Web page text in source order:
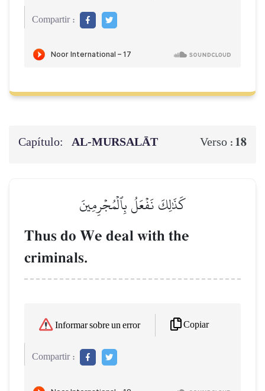
Compartir :
Capítulo: AL‑MURSALĀT Verso : 18
كَذَٰلِكَ نَفۡعَلُ بِٱلۡمُجۡرِمِينَ
Thus do We deal with the
criminals.
Informar sobre un error Copiar
Compartir :